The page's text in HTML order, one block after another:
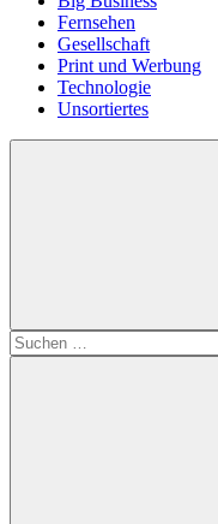
Fernsehen
Gesellschaft
Print und Werbung
Technologie
Unsortiertes
Suchen
nach: